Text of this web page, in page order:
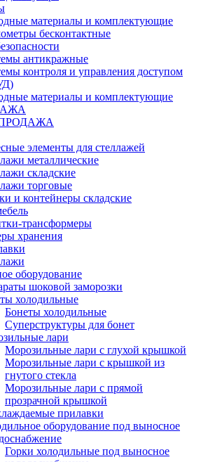
материалы и комплектующие
бесконтактные
антикражные
контроля и управления доступом
материалы и комплектующие
элементы для стеллажей
металлические
складские
торговые
и контейнеры складские
трансформеры
хранения
оборудование
шоковой заморозки
холодильные
Бонеты холодильные
Суперструктуры для бонет
лари
Морозильные лари с глухой крышкой
Морозильные лари с крышкой из
гнутого стекла
Морозильные лари с прямой
прозрачной крышкой
прилавки
оборудование под выносное
Горки холодильные под выносное